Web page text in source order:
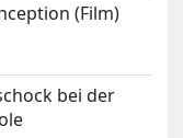
(Film)
bei der